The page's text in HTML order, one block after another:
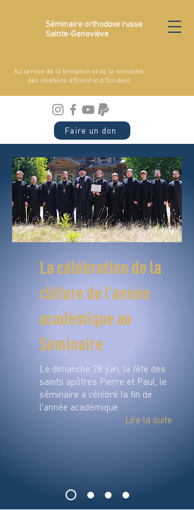
Séminaire orthodoxe russe
Sainte-Geneviève
Au service de la formation et de la rencontre
des chrétiens d'Orient et d'Occident
Faire un don
La célébration de la
clôture de l’année
académique au
Séminaire
Le dimanche 28 juin, la fête des
saints apôtres Pierre et Paul, le
séminaire a célébré la fin de
l'année académique
Lire la suite